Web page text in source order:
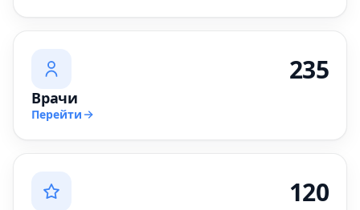
235
Врачи
Перейти
120